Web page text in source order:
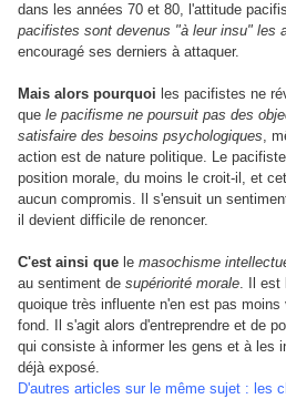
dans les années 70 et 80, l'attitude
pacifistes sont devenus "à leur insu" les
encouragé ses derniers à attaquer.
Mais alors pourquoi les pacifistes ne
que le pacifisme ne poursuit pas des
satisfaire des besoins psychologiques,
action est de nature politique. Le
position morale, du moins le croit-il, et
aucun compromis. Il s'ensuit un
il devient difficile de renoncer.
C'est ainsi que le masochisme
au sentiment de supériorité morale. Il est
quoique très influente n'en est pas
fond. Il s'agit alors d'entreprendre et de
qui consiste à informer les gens et à les
déjà exposé.
D'autres articles sur le même sujet : les